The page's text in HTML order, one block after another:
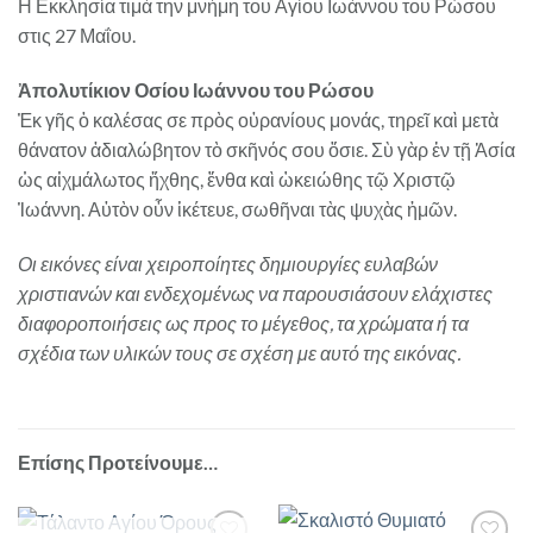
Η Εκκλησία τιμά την μνήμη του Αγίου Ιωάννου του Ρώσου
στις 27 Μαΐου.
Ἀπολυτίκιον Οσίου Ιωάννου του Ρώσου
Ἐκ γῆς ὁ καλέσας σε πρὸς οὐρανίους μονάς, τηρεῖ καὶ μετὰ
θάνατον ἀδιαλώβητον τὸ σκῆνός σου ὅσιε. Σὺ γὰρ ἐν τῇ Ἀσία
ὡς αἰχμάλωτος ἤχθης, ἔνθα καὶ ὠκειώθης τῷ Χριστῷ
Ἰωάννη. Αὐτὸν οὖν ἱκέτευε, σωθῆναι τὰς ψυχὰς ἡμῶν.
Οι εικόνες είναι χειροποίητες δημιουργίες ευλαβών
χριστιανών και ενδεχομένως να παρουσιάσουν ελάχιστες
διαφοροποιήσεις ως προς το μέγεθος, τα χρώματα ή τα
σχέδια των υλικών τους σε σχέση με αυτό της εικόνας.
Επίσης Προτείνουμε…